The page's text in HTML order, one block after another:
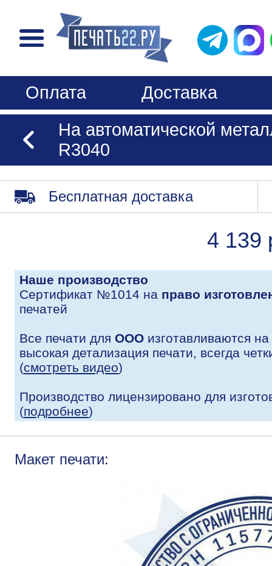
Оплата
Доставка
На автоматической
R3040
Бесплатная доставка
4 139
Наше производство
Сертификат №1014 на право
печатей
Все печати для ООО изготавливаются
высокая детализация печати, всегда
(смотреть видео)
Производство лицензировано для
(подробнее)
Макет печати: